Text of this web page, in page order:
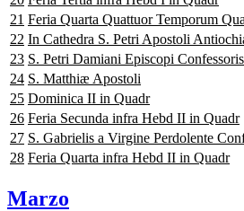
21 Feria Quarta Quattuor Temporum
22 In Cathedra S. Petri Apostoli
23 S. Petri Damiani Episcopi
24 S. Matthiæ Apostoli
25 Dominica II in Quadr
26 Feria Secunda infra Hebd II in Quadr
27 S. Gabrielis a Virgine Perdolente
28 Feria Quarta infra Hebd II in Quadr
Marzo